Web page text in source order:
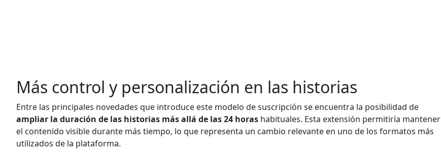
Más control y personalización en las historias
Entre las principales novedades que introduce este modelo de suscripción se encuentra la posibilidad de
ampliar la duración de las historias más allá de las 24 horas habituales. Esta extensión permitiría mantener
el contenido visible durante más tiempo, lo que representa un cambio relevante en uno de los formatos más
utilizados de la plataforma.